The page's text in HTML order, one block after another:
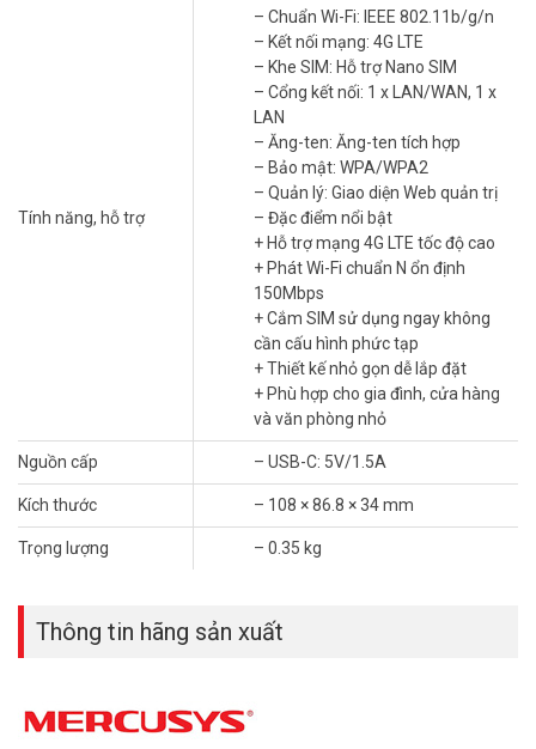
– Tốc độ Wi-Fi: Lên đến 150Mbps
– Cổng kết nối: 1 x LAN/WAN, 1 x LAN
– Quản lý: Giao diện Web quản trị
+ Hỗ trợ mạng 4G LTE tốc độ cao
+ Phát Wi-Fi chuẩn N ổn định 150Mbps
+ Cắm SIM sử dụng ngay không cần cấu hình phức tạp
+ Phù hợp cho gia đình, cửa hàng và văn phòng nhỏ
– Kích thước: 108 × 86.8 × 34 mm
– Thương hiệu của: Trung Quốc
– Hãng: Thuộc thương hiệu của TP-Link
– Bảo hành: 24 tháng
Câu Hỏi Thường Gặp – (FAQ)
Router MB113-4G dùng SIM của nhà mạng
nào?
Thiết bị hỗ trợ SIM Nano 4G LTE của các nhà mạng thông dụng tại
của gia đình hoặc cửa hàng.
Tính năng, hỗ trợ
– Chuẩn Wi-Fi: IEEE 802.11b/g/n
– Kết nối mạng: 4G LTE
– Khe SIM: Hỗ trợ Nano SIM
– Cổng kết nối: 1 x LAN/WAN, 1 x
LAN
– Ăng-ten: Ăng-ten tích hợp
– Bảo mật: WPA/WPA2
– Quản lý: Giao diện Web quản trị
– Đặc điểm nổi bật
+ Hỗ trợ mạng 4G LTE tốc độ cao
+ Phát Wi-Fi chuẩn N ổn định
150Mbps
+ Cắm SIM sử dụng ngay không
cần cấu hình phức tạp
+ Thiết kế nhỏ gọn dễ lắp đặt
+ Phù hợp cho gia đình, cửa hàng
và văn phòng nhỏ
Nguồn cấp – USB-C: 5V/1.5A
Kích thước – 108 × 86.8 × 34 mm
Trọng lượng – 0.35 kg
Thông tin hãng sản xuất